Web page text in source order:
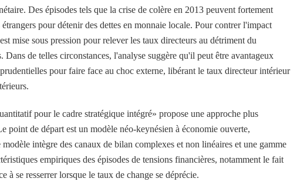
Des épisodes tels que la crise de colère en 2013 peuvent fortement
pour détenir des dettes en monnaie locale. Pour contrer l'impact
mise sous pression pour relever les taux directeurs au détriment du
Dans de telles circonstances, l'analyse suggère qu'il peut être avantageux
pour faire face au choc externe, libérant le taux directeur intérieur
pour le cadre stratégique intégré» propose une approche plus
point de départ est un modèle néo-keynésien à économie ouverte,
intègre des canaux de bilan complexes et non linéaires et une gamme
empiriques des épisodes de tensions financières, notamment le fait
à se resserrer lorsque le taux de change se déprécie.